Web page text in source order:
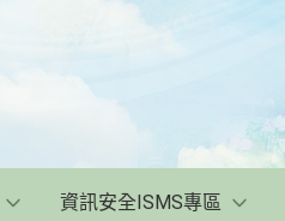
資訊安全ISMS專區